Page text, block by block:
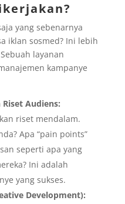
yang sebenarnya
iklan sosmed? Ini lebih
layanan
kampanye
Audiens:
riset mendalam.
Apa “pain points”
seperti apa yang
Ini adalah
yang sukses.
Development):